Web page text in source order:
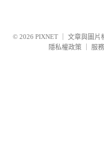
© 2026 PIXNET
文章與圖片
隱私權政策
服